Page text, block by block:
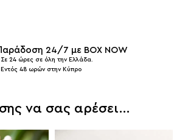
24/7 με BOX NOW
Σε 24 ώρες σε όλη την Ελλάδα.
Εντός 48 ωρών στην Κύπρο
να σας αρέσει…